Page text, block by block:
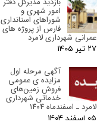
امور شهری و
شوراهای استانداری
فارس از پروژه های
عمرانی شهرداری لامرد
۲۷ تیر ۰۵
آگهی مرحله اول
مزایده ی عمومی
فروش زمین‌های
خدماتی شهرداری
لامرد ـ اسفندماه ۱۴۰۴
۰۵ اسفند ۰۴